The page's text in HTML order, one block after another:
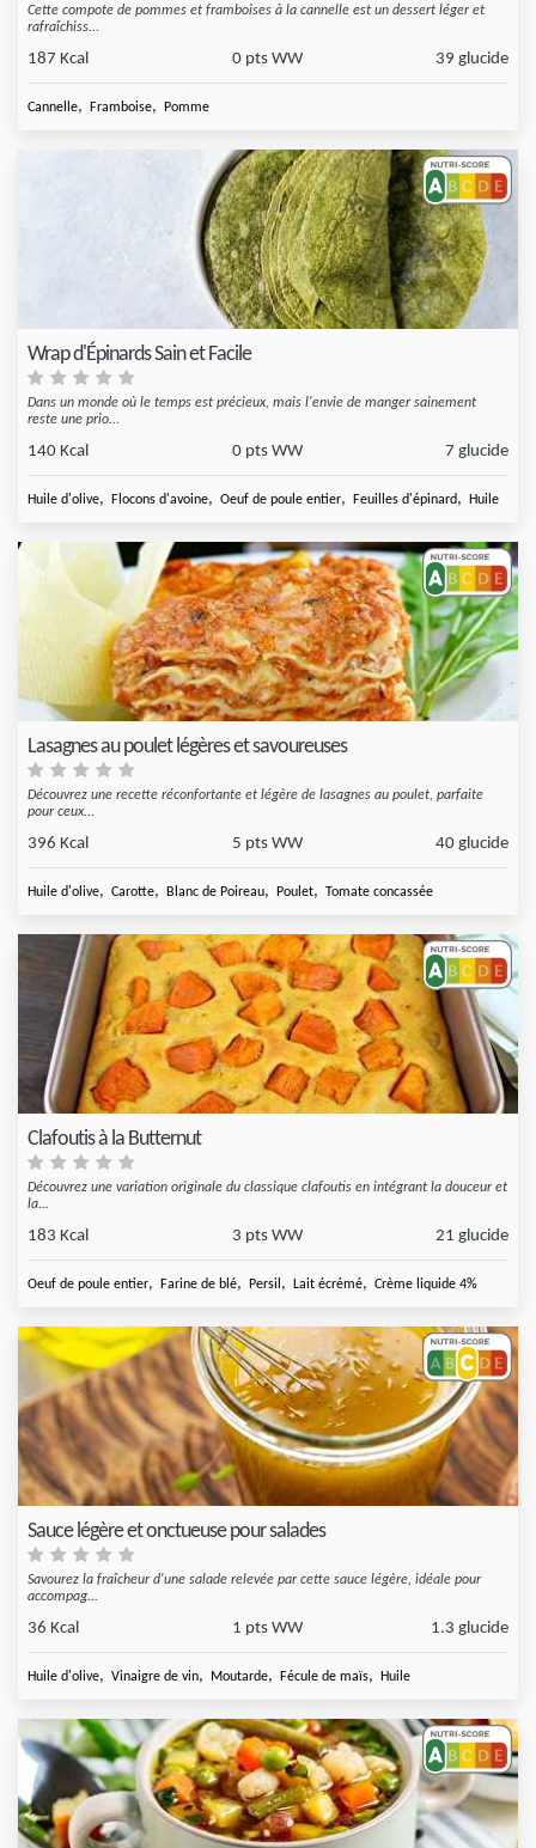
Cette compote de pommes et framboises à la cannelle est un dessert léger et
rafraîchiss...
187 Kcal 0 pts WW 39 glucide
Cannelle, Framboise, Pomme
Wrap d'Épinards Sain et Facile
Dans un monde où le temps est précieux, mais l'envie de manger sainement
reste une prio...
140 Kcal 0 pts WW 7 glucide
Huile d'olive, Flocons d'avoine, Oeuf de poule entier, Feuilles d'épinard, Huile
Lasagnes au poulet légères et savoureuses
Découvrez une recette réconfortante et légère de lasagnes au poulet, parfaite
pour ceux...
396 Kcal 5 pts WW 40 glucide
Huile d'olive, Carotte, Blanc de Poireau, Poulet, Tomate concassée
Clafoutis à la Butternut
Découvrez une variation originale du classique clafoutis en intégrant la douceur et
la...
183 Kcal 3 pts WW 21 glucide
Oeuf de poule entier, Farine de blé, Persil , Lait écrémé, Crème liquide 4%
Sauce légère et onctueuse pour salades
Savourez la fraîcheur d'une salade relevée par cette sauce légère, idéale pour
accompag...
36 Kcal 1 pts WW 1.3 glucide
Huile d'olive, Vinaigre de vin, Moutarde, Fécule de maïs, Huile